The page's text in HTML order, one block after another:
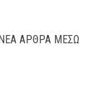
ΆΡΘΡΑ ΜΈΣΩ